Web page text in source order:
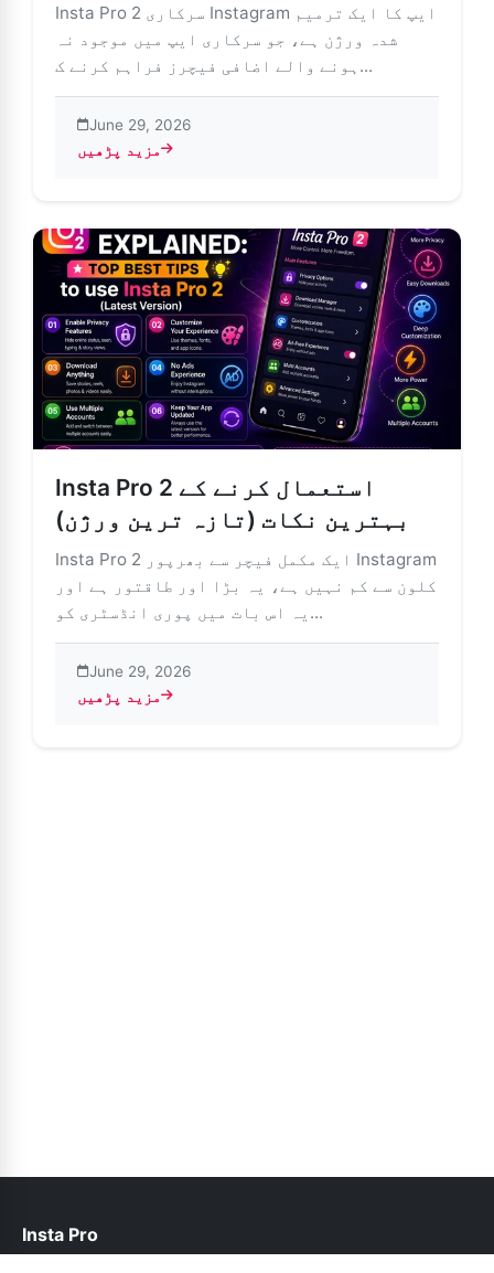
Insta Pro 2 سرکاری Instagram ایپ کا ایک ترمیم
شدہ ورژن ہے، جو سرکاری ایپ میں موجود نہ
ہونے والے اضافی فیچرز فراہم کرنے ک...
June 29, 2026
مزید پڑھیں
Insta Pro 2 استعمال کرنے کے
بہترین نکات (تازہ ترین ورژن)
Insta Pro 2 ایک مکمل فیچر سے بھرپور Instagram
کلون سے کم نہیں ہے، یہ بڑا اور طاقتور ہے اور
یہ اس بات میں پوری انڈسٹری کو...
June 29, 2026
مزید پڑھیں
Insta Pro